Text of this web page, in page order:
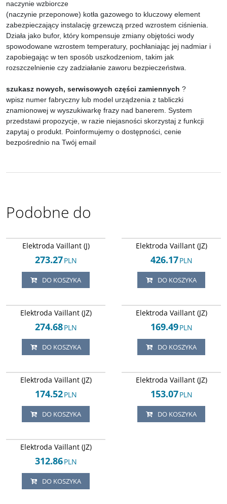
naczynie wzbiorcze
(naczynie przeponowe) kotła gazowego to kluczowy element
zabezpieczający instalację grzewczą przed wzrostem ciśnienia.
Działa jako bufor, który kompensuje zmiany objętości wody
spowodowane wzrostem temperatury, pochłaniając jej nadmiar i
zapobiegając w ten sposób uszkodzeniom, takim jak
rozszczelnienie czy zadziałanie zaworu bezpieczeństwa.
szukasz nowych, serwisowych części zamiennych ?
wpisz numer fabryczny lub model urządzenia z tabliczki
znamionowej w wyszukiwarkę frazy nad banerem. System
przedstawi propozycje, w razie niejasności skorzystaj z funkcji
zapytaj o produkt. Poinformujemy o dostępności, cenie
bezpośrednio na Twój email
Podobne do
Elektroda Vaillant (J)
273.27PLN
DO KOSZYKA
Elektroda Vaillant (JZ)
426.17PLN
DO KOSZYKA
Elektroda Vaillant (JZ)
274.68PLN
DO KOSZYKA
Elektroda Vaillant (JZ)
169.49PLN
DO KOSZYKA
Elektroda Vaillant (JZ)
174.52PLN
DO KOSZYKA
Elektroda Vaillant (JZ)
153.07PLN
DO KOSZYKA
Elektroda Vaillant (JZ)
312.86PLN
DO KOSZYKA